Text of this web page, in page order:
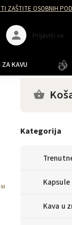
ZAŠTITE OSOBNIH
Prijaviti se
KAVU
Kategorija
Kapsule
Kava u